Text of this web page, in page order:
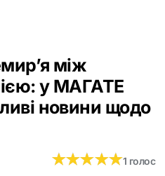
між
у МАГАТЕ
новини щодо
★★★★★
★★★★★1 голос